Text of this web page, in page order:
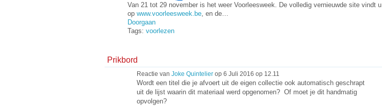
Van 21 tot 29 november is het weer Voorleesweek. De volledig vernieuwde site vindt u
op www.voorleesweek.be, en de…
Doorgaan
Tags: voorlezen
Prikbord
Reactie van Joke Quintelierop 6 Juli 2016 op 12.11
Wordt een titel die je afvoert uit de eigen collectie ook automatisch geschrapt
uit de lijst waarin dit materiaal werd opgenomen? Of moet je dit handmatig
opvolgen?